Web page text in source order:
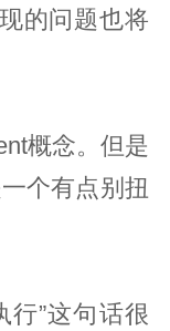
的问题也将
概念。但是
个有点别扭
行”这句话很